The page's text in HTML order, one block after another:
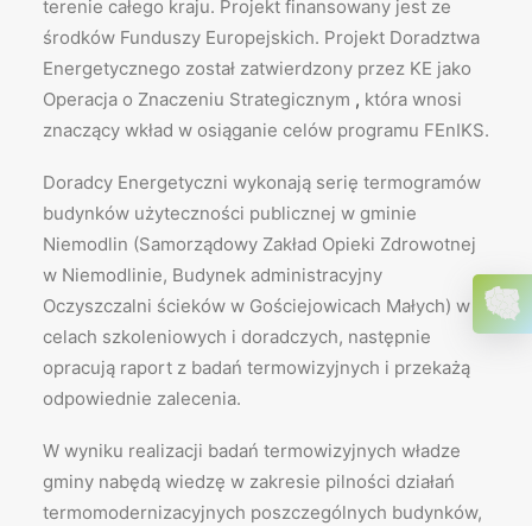
terenie całego kraju. Projekt finansowany jest ze
środków Funduszy Europejskich. Projekt Doradztwa
Energetycznego został zatwierdzony przez KE jako
Operacja o Znaczeniu Strategicznym , która wnosi
znaczący wkład w osiąganie celów programu FEnIKS.
Doradcy Energetyczni wykonają serię termogramów
budynków użyteczności publicznej w gminie
Niemodlin (Samorządowy Zakład Opieki Zdrowotnej
w Niemodlinie, Budynek administracyjny
Oczyszczalni ścieków w Gościejowicach Małych) w
celach szkoleniowych i doradczych, następnie
opracują raport z badań termowizyjnych i przekażą
odpowiednie zalecenia.
W wyniku realizacji badań termowizyjnych władze
gminy nabędą wiedzę w zakresie pilności działań
termomodernizacyjnych poszczególnych budynków,